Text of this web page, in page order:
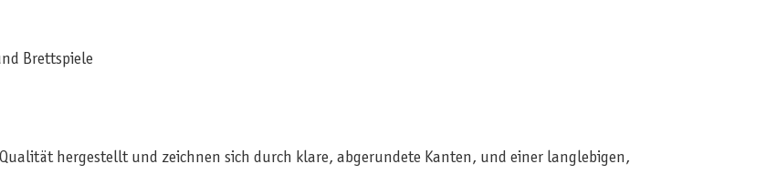
Brettspiele
hergestellt und zeichnen sich durch klare, abgerundete Kanten, und einer langlebigen,